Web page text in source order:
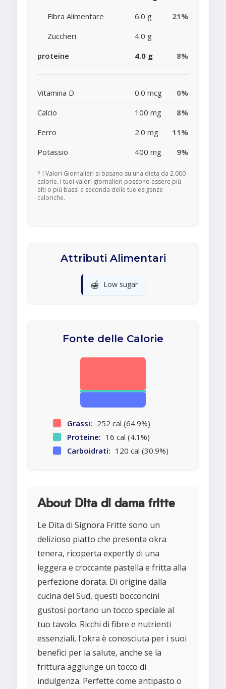
Fibra Alimentare
6.0 g
21%
Zuccheri
4.0 g
proteine
4.0 g 8%
Vitamina D 0.0 mcg
0%
Calcio
100 mg
8%
Ferro
2.0 mg
11%
Potassio
400 mg 9%
* I Valori Giornalieri si basano su una dieta da 2.000
calorie. I tuoi valori giornalieri possono essere più
alti o più bassi a seconda delle tue esigenze
caloriche.
Attributi Alimentari
🍯 Low sugar
Fonte delle Calorie
Grassi: 252 cal (64.9%)
Proteine: 16 cal (4.1%)
Carboidrati: 120 cal (30.9%)
About Dita di dama fritte
Le Dita di Signora Fritte sono un
delizioso piatto che presenta okra
tenera, ricoperta expertly di una
leggera e croccante pastella e fritta alla
perfezione dorata. Di origine dalla
cucina del Sud, questi bocconcini
gustosi portano un tocco speciale al
tuo tavolo. Ricchi di fibre e nutrienti
essenziali, l'okra è conosciuta per i suoi
benefici per la salute, anche se la
frittura aggiunge un tocco di
indulgenza. Perfette come antipasto o